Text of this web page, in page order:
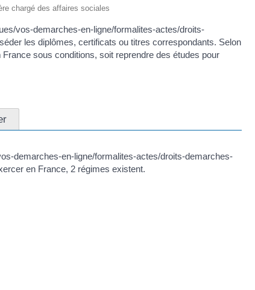
chargé des affaires sociales
vos-demarches-en-ligne/formalites-actes/droits-
les diplômes, certificats ou titres correspondants. Selon
sous conditions, soit reprendre des études pour
demarches-en-ligne/formalites-actes/droits-demarches-
en France, 2 régimes existent.